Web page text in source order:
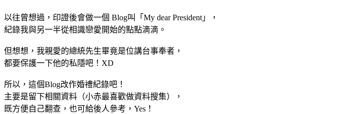
以往曾想過，印證後會做一個 Blog叫「My dear President」，
紀錄我與另一半從相識戀愛開始的點點滴滴。
但想想，我親愛的總統先生畢竟是位講台事奉者，
都要保護一下他的私隱吧！XD
所以，這個Blog改作婚禮紀錄吧！
主要是留下相關資料（小赤最喜歡做資料搜集），
既方便自己翻查，也可給後人參考，Yes！